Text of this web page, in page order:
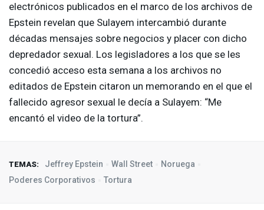
electrónicos publicados en el marco de los archivos de
Epstein revelan que Sulayem intercambió durante
décadas mensajes sobre negocios y placer con dicho
depredador sexual. Los legisladores a los que se les
concedió acceso esta semana a los archivos no
editados de Epstein citaron un memorando en el que el
fallecido agresor sexual le decía a Sulayem: “Me
encantó el video de la tortura”.
TEMAS: Jeffrey Epstein Wall Street
Noruega
Poderes Corporativos
Tortura